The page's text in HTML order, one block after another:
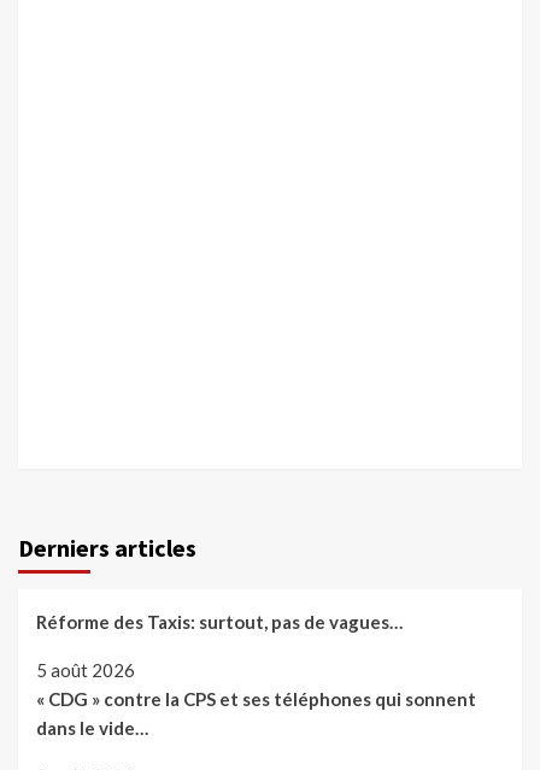
Derniers articles
Réforme des Taxis: surtout, pas de vagues…
5 août 2026
« CDG » contre la CPS et ses téléphones qui sonnent
dans le vide…